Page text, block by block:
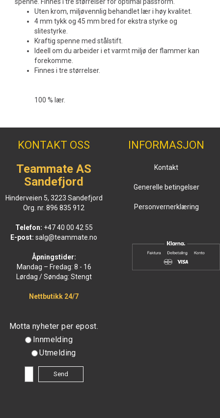
Uten krom, miljøvennlig behandlet lær i høy kvalitet.
4 mm tykk og 45 mm bred for ekstra styrke og
slitestyrke.
Kraftig spenne med stålstift.
Ideell om du arbeider i et varmt miljø der flammer kan
forekomme.
Finnes i tre størrelser.
100 % lær.
KONTAKT OSS
Teammate AS
Sandefjord
Hinderveien 5, 3223 Sandefjord
Org. nr. 896 835 912
Telefon: +47 40 00 42 55
E-post: salg@teammate.no
Åpningstider:
Mandag – Fredag: 8 - 16
Lørdag / Søndag: Stengt
Nettbutikk 24/7
INFORMASJON
Kontakt
Generelle betingelser
Personvernerklæring
Motta nyheter per epost.
Innmelding
Utmelding